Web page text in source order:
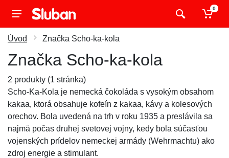
0
Úvod Značka Scho-ka-kola
Značka Scho-ka-kola
2 produkty (1 stránka)
Scho-Ka-Kola je nemecká čokoláda s vysokým obsahom
kakaa, ktorá obsahuje kofeín z kakaa, kávy a kolesových
orechov. Bola uvedená na trh v roku 1935 a preslávila sa
najmä počas druhej svetovej vojny, kedy bola súčasťou
vojenských prídelov nemeckej armády (Wehrmachtu) ako
zdroj energie a stimulant.